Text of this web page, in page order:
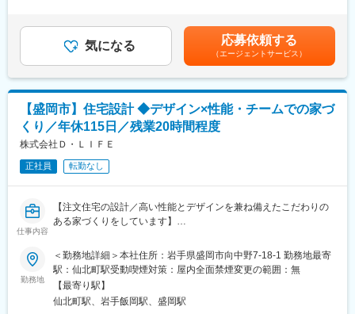
■当社の特徴：
ランディックは創業50周年を迎え、測量・地質調査・建設コンサ
ルタント・補償コンサルタント・GIS分野までインフラをトータル
に支える技術者集団です。UAV・3次元モデル・CIMへの対応な
ど、「新しい技術を現場で使い切る」ことを重視しています。
■ランドワークGについて：
ランドワークグループは、建設コンサルタント事業をはじめ、墓
石小売、不動産、建築石材、貿易など多角的に展開する企業グル
変更の範囲：会社の定める業務
場環境
■業務内容：
■業務詳細：
◇橋梁（PC・RC・鋼）の予備設計・詳細設計
◇既設橋梁の点検診断・補修補強設計
◇道路構造物（擁壁・カルバート・函渠等）の設計
◇発注者（国交省・県・市町村）との技術協議
◇成果品の品質管理・照査
■ポジションの魅力：
きる環境です
◇あなたの設計した橋が、50年後もこの街を支えています
◇最新技術を積極導入していますので、設計者としてのスキルア
ップが叶う環境です
その他固定手当：・住宅手当8,000円～20,000円・資格手当5,000
円～20,000円賃金はあくまでも目安の金額であり、選考を通じて
上下する可能性があります。月給(月額)は固定手当を含めた表記で
す。
気になる 応募依頼する
（エージェントサービス）
【盛岡市】住宅設計 ◆デザイン×性能・チームでの家づ
くり／年休115日／残業20時間程度
株式会社Ｄ・ＬＩＦＥ
正社員 転勤なし
仕事内容
【注文住宅の設計／高い性能とデザインを兼ね備えたこだわりの
ある家づくりをしています】
■職務内容：
住宅設計に関わる業務全般を担当していただきます。
・契約後の打ち合わせにむけた図面の作成や訂正業務
・設計事務所と打ち合わせをして建築確認申請業務の対応
・敷地調査
勤務地
＜勤務地詳細＞本社住所：岩手県盛岡市向中野7-18-1 勤務地最寄
駅：仙北町駅受動喫煙対策：屋内全面禁煙変更の範囲：無
【最寄り駅】
仙北町駅、岩手飯岡駅、盛岡駅